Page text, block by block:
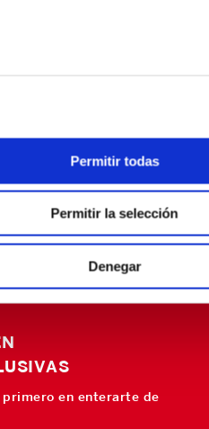
Permitir todas
Permitir la selección
Denegar
MALETIN BAXTER NEGRO
S/279.93S/399.90
en enterarte de